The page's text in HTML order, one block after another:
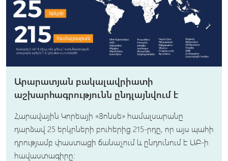
Արարատյան բակալավրիատի
աշխարհագրությունն ընդլայնվում է
Հարավային Կորեայի «Յոնսե» համալսարանը
դարձավ 25 երկրների բուհերից 215-րդը, որ այս պահի
դրությամբ փաստացի ճանաչում և ընդունում է ԱԲ-ի
հավաստագիրը։